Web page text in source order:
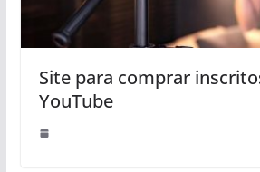
Site para comprar
YouTube